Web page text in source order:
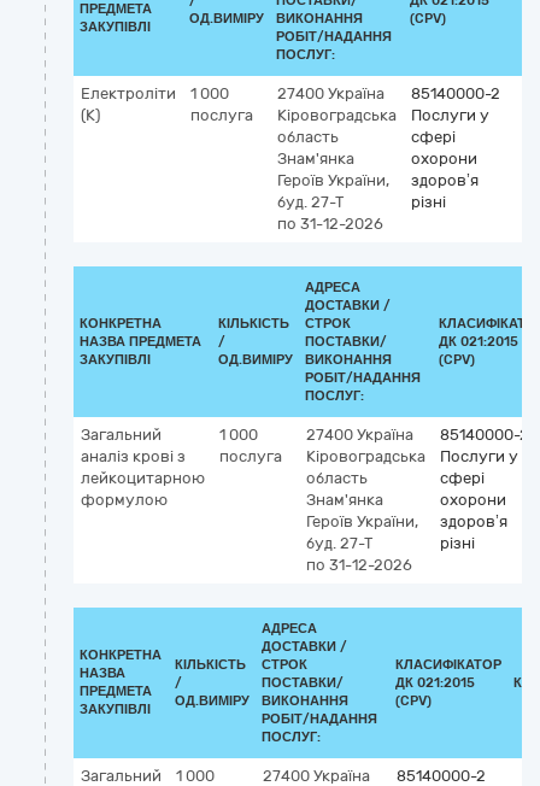
ПРЕДМЕТА
ЗАКУПІВЛІ
ОД.ВИМІРУ
ВИКОНАННЯ
РОБІТ/НАДАННЯ
ПОСЛУГ:
(CPV)
Електроліти
(K)
1 000
послуга
27400 Україна
Кіровоградська
область
Знам'янка
Героїв України,
буд. 27-Т
по 31-12-2026
85140000-2
Послуги у
сфері
охорони
здоров’я
різні
КОНКРЕТНА
НАЗВА ПРЕДМЕТА
ЗАКУПІВЛІ
КІЛЬКІСТЬ
/
ОД.ВИМІРУ
АДРЕСА
ДОСТАВКИ /
СТРОК
ПОСТАВКИ/
ВИКОНАННЯ
РОБІТ/НАДАННЯ
ПОСЛУГ:
ДК 021:2015
(CPV)
Загальний
аналіз крові з
лейкоцитарною
формулою
1 000
послуга
27400 Україна
Кіровоградська
область
Знам'янка
Героїв України,
буд. 27-Т
по 31-12-2026
85140000-2
Послуги у
сфері
охорони
здоров’я
різні
КОНКРЕТНА
НАЗВА
ПРЕДМЕТА
ЗАКУПІВЛІ
КІЛЬКІСТЬ
/
ОД.ВИМІРУ
АДРЕСА
ДОСТАВКИ /
СТРОК
ПОСТАВКИ/
ВИКОНАННЯ
РОБІТ/НАДАННЯ
ПОСЛУГ:
КЛАСИФІКАТОР
ДК 021:2015
(CPV)
Загальний
1 000
27400 Україна
85140000-2